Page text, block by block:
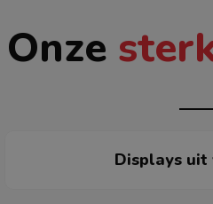
Onze
Displays uit